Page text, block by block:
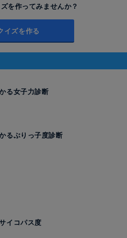
を作ってみませんか？
イズを作る
る女子力診断
るぶりっ子度診断
イコパス度